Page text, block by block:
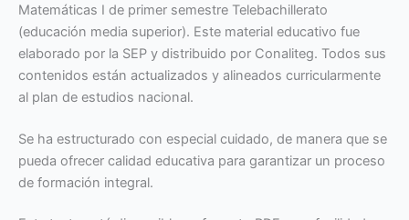
Matemáticas I de primer semestre Telebachillerato
(educación media superior). Este material educativo fue
elaborado por la SEP y distribuido por Conaliteg. Todos sus
contenidos están actualizados y alineados curricularmente
al plan de estudios nacional.
Se ha estructurado con especial cuidado, de manera que se
pueda ofrecer calidad educativa para garantizar un proceso
de formación integral.